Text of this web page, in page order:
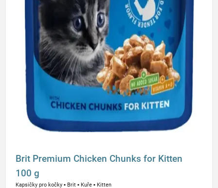
Brit Premium Chicken Chunks for Kitten
100 g
Kapsičky pro kočky ▪ Brit ▪ Kuře ▪ Kitten